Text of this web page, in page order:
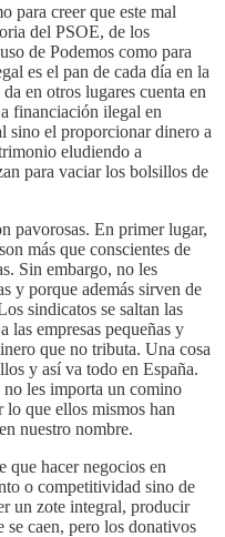
para creer que este mal
del PSOE, de los
de Podemos como para
es el pan de cada día en la
en otros lugares cuenta en
financiación ilegal en
sino el proporcionar dinero a
eludiendo a
para vaciar los bolsillos de
pavorosas. En primer lugar,
más que conscientes de
Sin embargo, no les
y porque además sirven de
sindicatos se saltan las
las empresas pequeñas y
que no tributa. Una cosa
y así va todo en España.
les importa un comino
lo que ellos mismos han
nuestro nombre.
que hacer negocios en
o competitividad sino de
un zote integral, producir
se caen, pero los donativos